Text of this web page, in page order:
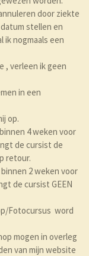
door ziekte
stellen en
ik nogmaals een
, verleen ik geen
in een
op.
4 weken voor
de cursist de
retour.
2 weken voor
de cursist GEEN
Fotocursus word
mogen in overleg
van mijn website